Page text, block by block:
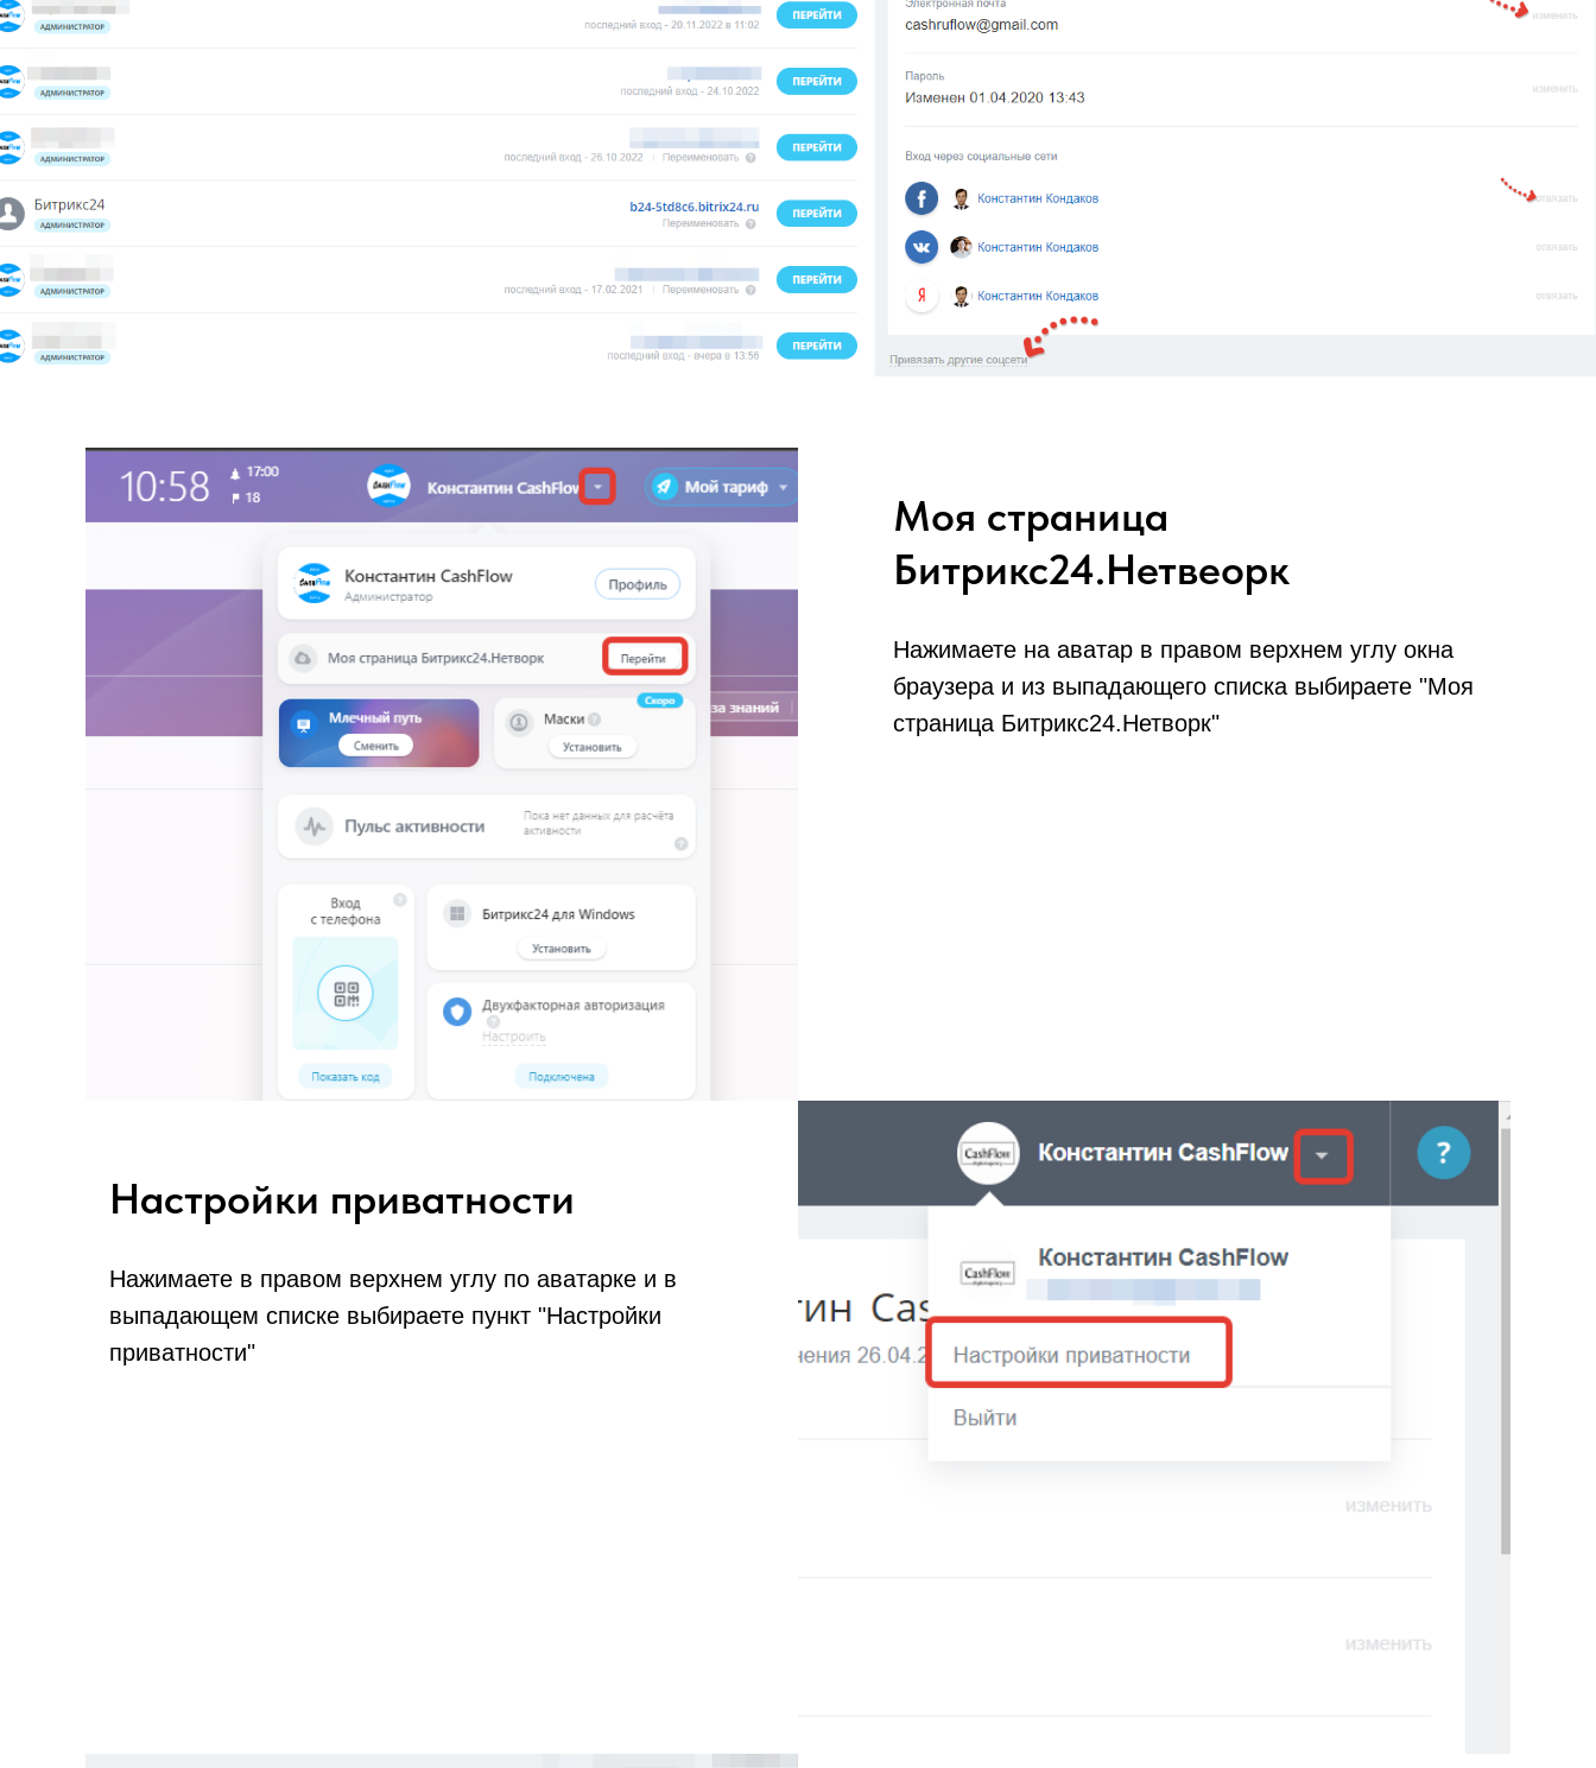
Нажимаете на аватар в правом верхнем углу окна
браузера и из выпадающего списка выбираете "Моя
страница Битрикс24.Нетворк"
Моя страница
Битрикс24.Нетвеорк
Нажимаете в правом верхнем углу по аватарке и в
выпадающем списке выбираете пункт "Настройки
приватности"
Настройки приватности